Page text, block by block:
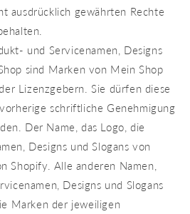
ausdrücklich gewährten Rechte
und Servicenamen, Designs
sind Marken von Mein Shop
Lizenzgebern. Sie dürfen diese
schriftliche Genehmigung
Der Name, das Logo, die
Designs und Slogans von
Shopify. Alle anderen Namen,
Designs und Slogans
Marken der jeweiligen